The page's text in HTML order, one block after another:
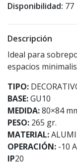
Disponibilidad: 77
Descripción
Ideal para
espacios
TIPO:
BASE:GU10
MEDIDA:80×84
PESO: 265 gr.
MATERIAL:
OPERACIÓN: -10
IP20